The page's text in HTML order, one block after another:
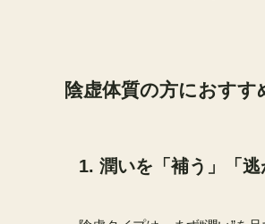
陰虚体質の方におす
1. 潤いを「補う」「